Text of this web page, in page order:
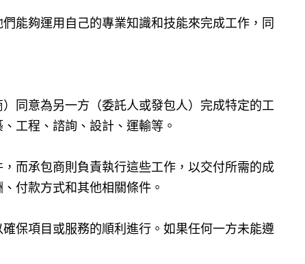
能夠運用自己的專業知識和技能來完成工作，同
同意為另一方（委託人或發包人）完成特定的工
工程、諮詢、設計、運輸等。
而承包商則負責執行這些工作，以交付所需的成
付款方式和其他相關條件。
保項目或服務的順利進行。如果任何一方未能遵